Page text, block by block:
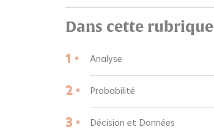
Dans cette rubrique
1 •
Analyse
2 • Probabilité
3 • Décision et Données